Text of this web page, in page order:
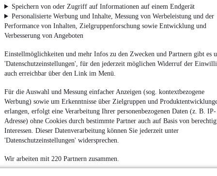
Speichern von oder Zugriff auf Informationen auf einem Endgerät
Personalisierte Werbung und Inhalte, Messung von Werbeleistung und der
Performance von Inhalten, Zielgruppenforschung sowie Entwicklung und
Verbesserung von Angeboten
Einstellmöglichkeiten und mehr Infos zu den Zwecken und Partnern gibt es
'Datenschutzeinstellungen', für den jederzeit möglichen Widerruf der
auch erreichbar über den Link im Menü.
Für die Auswahl und Messung einfacher Anzeigen (sog. kontextbezogene
Werbung) sowie um Erkenntnisse über Zielgruppen und
erlangen, erfolgt eine Verarbeitung Ihrer personenbezogenen Daten (z. B. IP-
Adresse) ohne Cookies durch bestimmte Partner auch auf Basis von
Interessen. Dieser Datenverarbeitung können Sie jederzeit unter
'Datenschutzeinstellungen' widersprechen.
Wir arbeiten mit 220 Partnern zusammen.